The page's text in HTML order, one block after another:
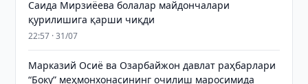
Саида Мирзиёева болалар майдончалари
қурилишига қарши чиқди
22:57 · 31/07
Марказий Осиё ва Озарбайжон давлат раҳбарлари
“Боку” меҳмонхонасининг очилиш маросимида